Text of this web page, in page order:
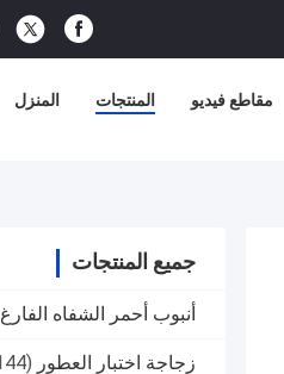
المنزل المنتجات مقاطع فيديو
جميع المنتجات
أنبوب أحمر الشفاه الفارغ
زجاجة اختبار العطور (144)